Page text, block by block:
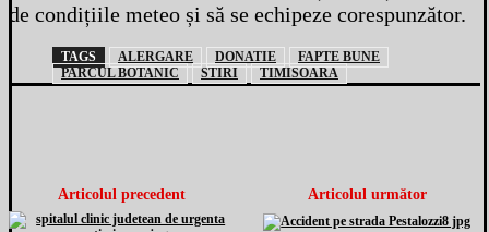
de condițiile meteo și să se echipeze corespunzător.
TAGS ALERGARE DONATIE
FAPTE BUNE
PARCUL BOTANIC
STIRI TIMISOARA
Articolul precedent Articolul următor